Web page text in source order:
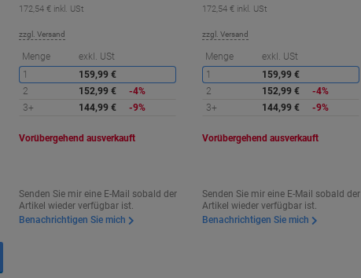
sparen
172,54 € inkl. USt
zzgl. Versand
Menge exkl. USt
sparen
1
159,99 €
2
152,99 €
-4%
3+
144,99 € -9%
Vorübergehend ausverkauft
Senden Sie mir eine E-Mail sobald der
Artikel wieder verfügbar ist.
Benachrichtigen Sie mich
172,54 € inkl. USt
zzgl. Versand
Menge exkl. USt
1
159,99 €
2
152,99 €
-4%
3+
144,99 € -9%
Vorübergehend ausverkauft
Senden Sie mir eine E-Mail sobald der
Artikel wieder verfügbar ist.
Benachrichtigen Sie mich